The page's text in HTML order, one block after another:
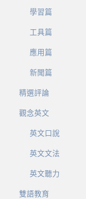
學習篇
工具篇
應用篇
新聞篇
精選評論
觀念英文
英文口說
英文文法
英文聽力
雙語教育